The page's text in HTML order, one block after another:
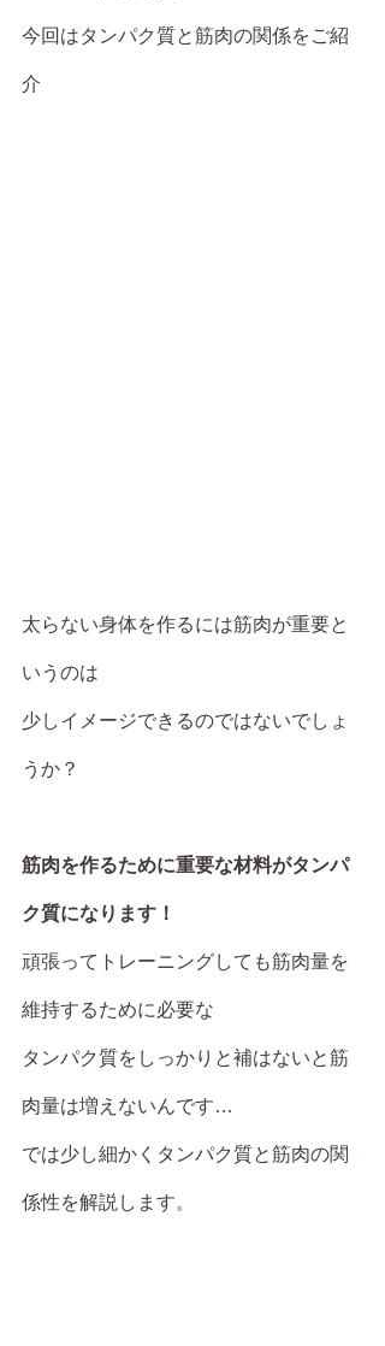
今回はタンパク質と筋肉の関係をご紹
介
太らない身体を作るには筋肉が重要と
いうのは
少しイメージできるのではないでしょ
うか？
筋肉を作るために重要な材料がタンパ
ク質になります！
頑張ってトレーニングしても筋肉量を
維持するために必要な
タンパク質をしっかりと補はないと筋
肉量は増えないんです…
では少し細かくタンパク質と筋肉の関
係性を解説します。